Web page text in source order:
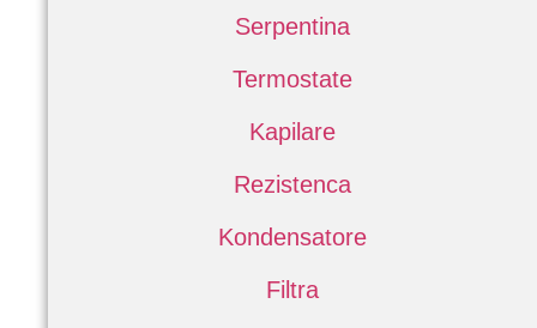
Serpentina
Termostate
Kapilare
Rezistenca
Kondensatore
Filtra